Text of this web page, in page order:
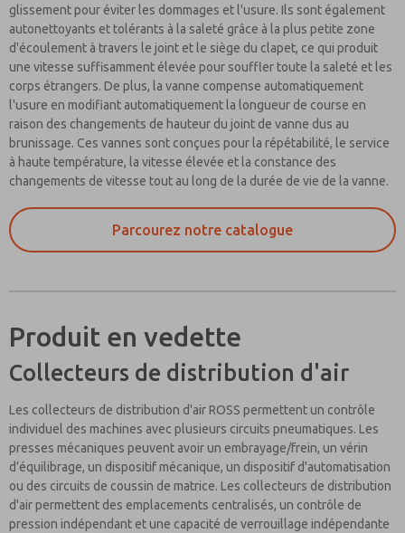
glissement pour éviter les dommages et l'usure. Ils sont également
autonettoyants et tolérants à la saleté grâce à la plus petite zone
d'écoulement à travers le joint et le siège du clapet, ce qui produit
une vitesse suffisamment élevée pour souffler toute la saleté et les
corps étrangers. De plus, la vanne compense automatiquement
l'usure en modifiant automatiquement la longueur de course en
raison des changements de hauteur du joint de vanne dus au
brunissage. Ces vannes sont conçues pour la répétabilité, le service
à haute température, la vitesse élevée et la constance des
changements de vitesse tout au long de la durée de vie de la vanne.
Parcourez notre catalogue
Produit en vedette
Collecteurs de distribution d'air
Les collecteurs de distribution d'air ROSS permettent un contrôle
individuel des machines avec plusieurs circuits pneumatiques. Les
presses mécaniques peuvent avoir un embrayage/frein, un vérin
d’équilibrage, un dispositif mécanique, un dispositif d'automatisation
ou des circuits de coussin de matrice. Les collecteurs de distribution
d'air permettent des emplacements centralisés, un contrôle de
pression indépendant et une capacité de verrouillage indépendante